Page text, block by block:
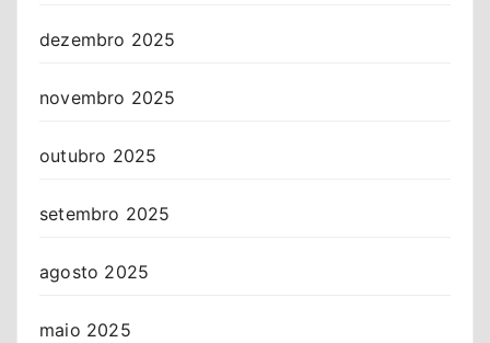
dezembro 2025
novembro 2025
outubro 2025
setembro 2025
agosto 2025
maio 2025